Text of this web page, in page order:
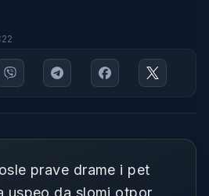
prave drame i pet
uspeo da slomi otpor